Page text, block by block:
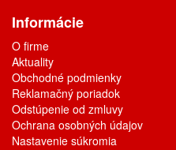
Informácie
O firme
Aktuality
Obchodné podmienky
Reklamačný poriadok
Odstúpenie od zmluvy
Ochrana osobných údajov
Nastavenie súkromia